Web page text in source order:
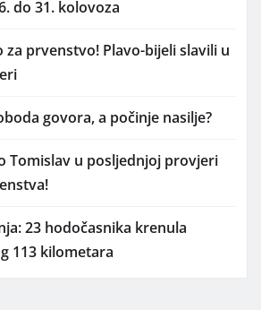
do 31. kolovoza
za prvenstvo! Plavo-bijeli slavili u
govora, a počinje nasilje?
Tomislav u posljednjoj provjeri
23 hodočasnika krenula
113 kilometara